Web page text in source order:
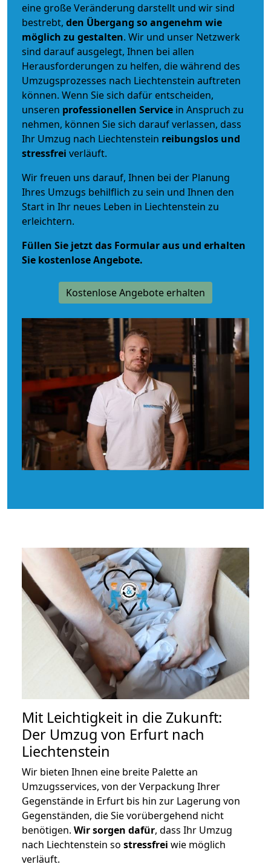
eine große Veränderung darstellt und wir sind
bestrebt, den Übergang so angenehm wie
möglich zu gestalten. Wir und unser Netzwerk
sind darauf ausgelegt, Ihnen bei allen
Herausforderungen zu helfen, die während des
Umzugsprozesses nach Liechtenstein auftreten
können. Wenn Sie sich dafür entscheiden,
unseren professionellen Service in Anspruch zu
nehmen, können Sie sich darauf verlassen, dass
Ihr Umzug nach Liechtenstein reibungslos und
stressfrei verläuft.
Wir freuen uns darauf, Ihnen bei der Planung
Ihres Umzugs behilflich zu sein und Ihnen den
Start in Ihr neues Leben in Liechtenstein zu
erleichtern.
Füllen Sie jetzt das Formular aus und erhalten
Sie kostenlose Angebote.
Kostenlose Angebote erhalten
Mit Leichtigkeit in die Zukunft:
Der Umzug von Erfurt nach
Liechtenstein
Wir bieten Ihnen eine breite Palette an
Umzugsservices, von der Verpackung Ihrer
Gegenstände in Erfurt bis hin zur Lagerung von
Gegenständen, die Sie vorübergehend nicht
benötigen. Wir sorgen dafür, dass Ihr Umzug
nach Liechtenstein so stressfrei wie möglich
verläuft.